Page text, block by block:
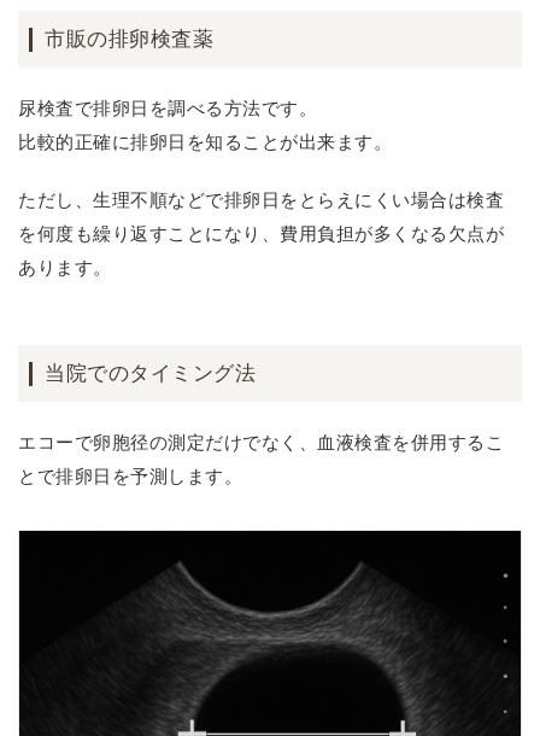
市販の排卵検査薬
尿検査で排卵日を調べる方法です。
比較的正確に排卵日を知ることが出来ます。
ただし、生理不順などで排卵日をとらえにくい場合は検査
を何度も繰り返すことになり、費用負担が多くなる欠点が
あります。
当院でのタイミング法
エコーで卵胞径の測定だけでなく、血液検査を併用するこ
とで排卵日を予測します。